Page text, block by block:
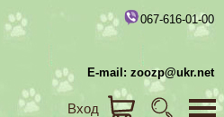
067-616-01-00
E-mail: zoozp@ukr.net
Вход